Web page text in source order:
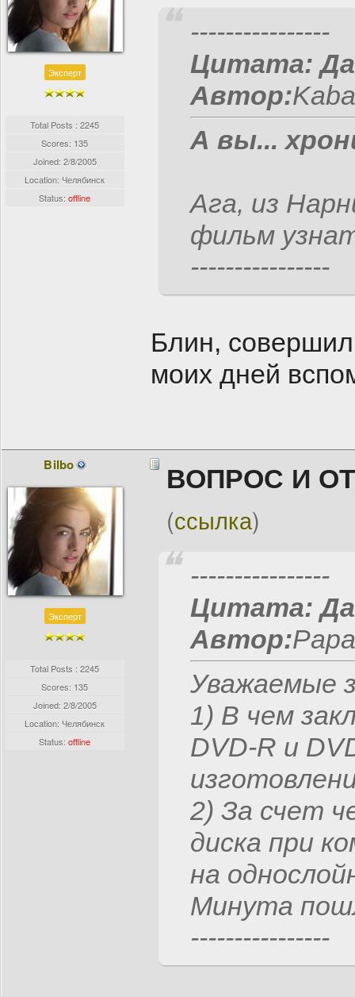
Эксперт
Total Posts : 2245
Scores: 135
Joined: 2/8/2005
Location: Челябинск
Status:offline
----------------
Цитата:
Автор:
А вы...
Ага, из
фильм
----------------
Блин, совершил
моих дней
Bilbo
Эксперт
Total Posts : 2245
Scores: 135
Joined: 2/8/2005
Location: Челябинск
Status:offline
ВОПРОС И
(ссылка)
----------------
Цитата:
Автор:
Уважаемые
1) В чем
DVD-R и
2) За счет
диска при
на
Минута
----------------